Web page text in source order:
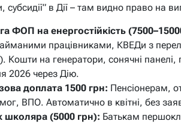
субсидії” в Дії – там видно право на
ФОП на енергостійкість
працівниками, КВЕДи з
Кошти на генератори, сонячні
2026 через Дію.
доплата 1500 грн: Пенсіонерам,
ВПО. Автоматично в квітні, без
школяра (5000 грн): Батькам